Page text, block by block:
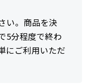
い。商品を決
5分程度で終わ
にご利用いただ